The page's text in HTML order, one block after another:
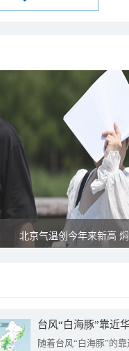
北京气温创今年来新高
台风“白海豚”靠近
随着台风“白海豚”的